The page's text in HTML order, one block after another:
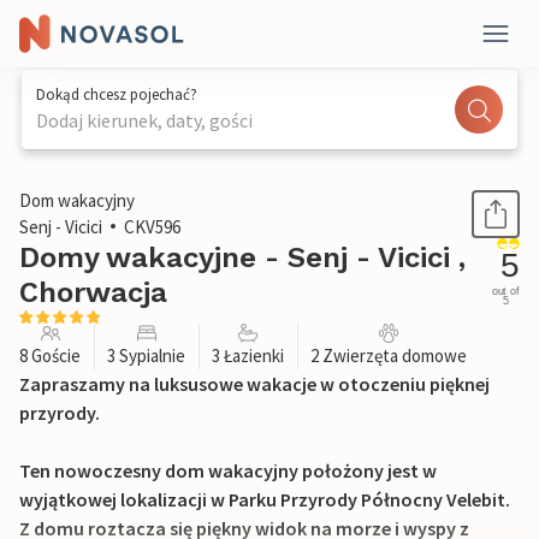
Dokąd chcesz pojechać?
Dodaj kierunek, daty, gości
1 / 26
Dom wakacyjny
Senj - Vicici
CKV596
Domy wakacyjne - Senj - Vicici ,
Chorwacja
5
out of
5
8 Goście 3 Sypialnie 3 Łazienki 2 Zwierzęta domowe
Zapraszamy na luksusowe wakacje w otoczeniu pięknej
przyrody.
Ten nowoczesny dom wakacyjny położony jest w
wyjątkowej lokalizacji w Parku Przyrody Północny Velebit.
Z domu roztacza się piękny widok na morze i wyspy z